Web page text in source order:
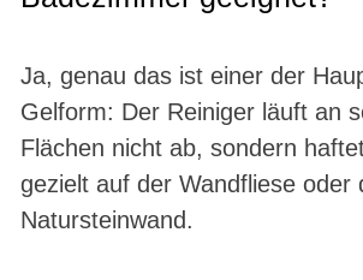
Ja, genau das ist einer der
Gelform: Der Reiniger läuft an
Flächen nicht ab, sondern
gezielt auf der Wandfliese oder
Natursteinwand.